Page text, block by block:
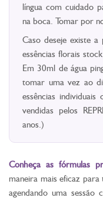
língua com cuidado
na boca. Tomar por
Caso deseje existe
essências florais
Em 30ml de água
tomar uma vez ao
essências
vendidas pelos
anos.)
Conheça as fórmulas
maneira mais eficaz
agendando uma